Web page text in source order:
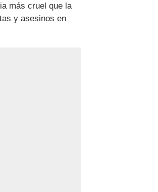
más cruel que la
y asesinos en